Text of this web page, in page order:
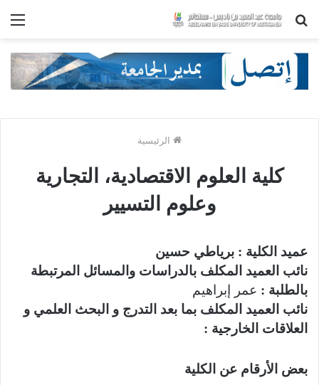
بحث
الرئيسية
كلية العلوم الاقتصادية، التجارية
وعلوم التسيير
عميد الكلية : برياطي حسين
نائب العميد المكلف بالدراسات والمسائل المرتبطة
بالطلبة : عمر إبراهيم
نائب العميد المكلف بما بعد التدرج و البحث العلمي و
العلاقات الخارجية :
بعض الأرقام عن الكلية